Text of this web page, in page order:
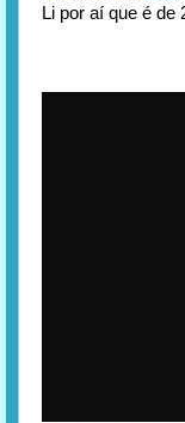
Li por aí que é de